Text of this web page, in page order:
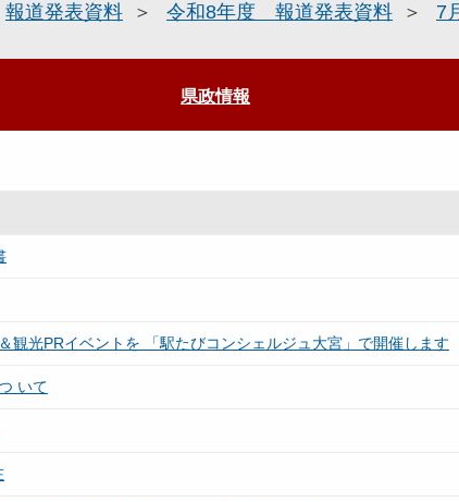
報道発表資料 令和8年度 報道発表資料 7
県政情報
光PRイベントを 「駅たびコンシェルジュ大宮」で開催します
いて